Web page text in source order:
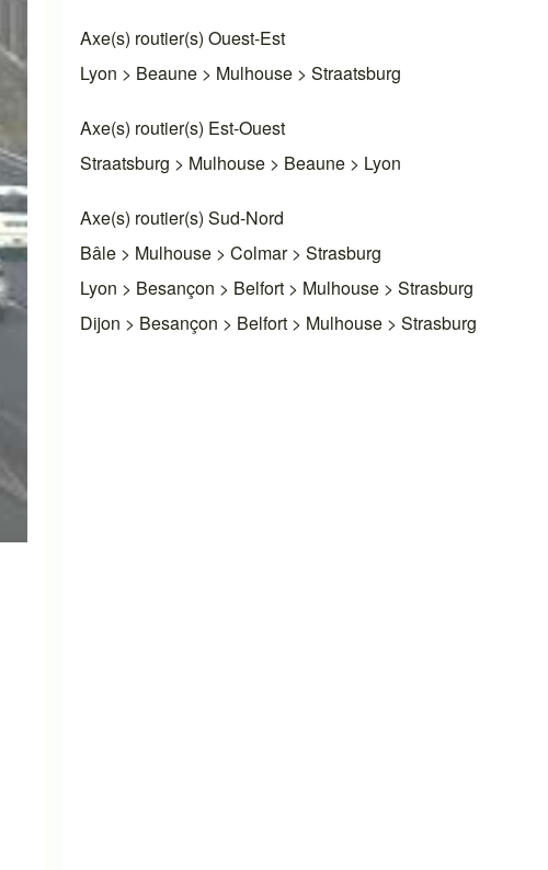
Axe(s) routier(s) Ouest-Est
Lyon > Beaune > Mulhouse > Straatsburg
Axe(s) routier(s) Est-Ouest
Straatsburg > Mulhouse > Beaune > Lyon
Axe(s) routier(s) Sud-Nord
Bâle > Mulhouse > Colmar > Strasburg
Lyon > Besançon > Belfort > Mulhouse > Strasburg
Dijon > Besançon > Belfort > Mulhouse > Strasburg